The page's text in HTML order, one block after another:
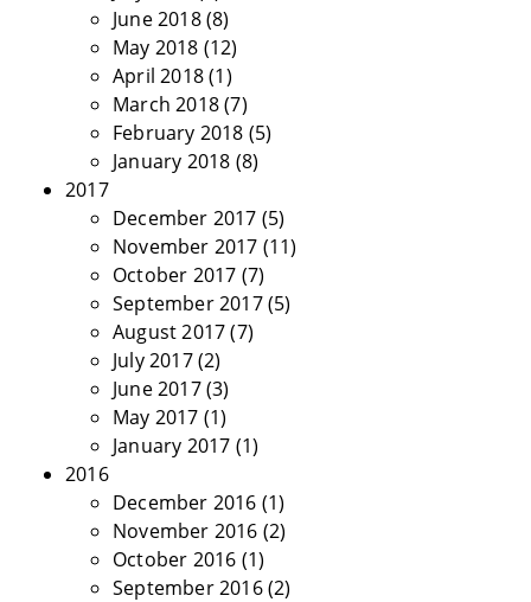
June 2018(8)
May 2018 (12)
April 2018(1)
March 2018(7)
February 2018 (5)
January 2018 (8)
2017
December 2017 (5)
November 2017 (11)
October 2017 (7)
September 2017(5)
August 2017(7)
July 2017(2)
June 2017(3)
May 2017 (1)
January 2017 (1)
2016
December 2016 (1)
November 2016 (2)
October 2016 (1)
September 2016(2)